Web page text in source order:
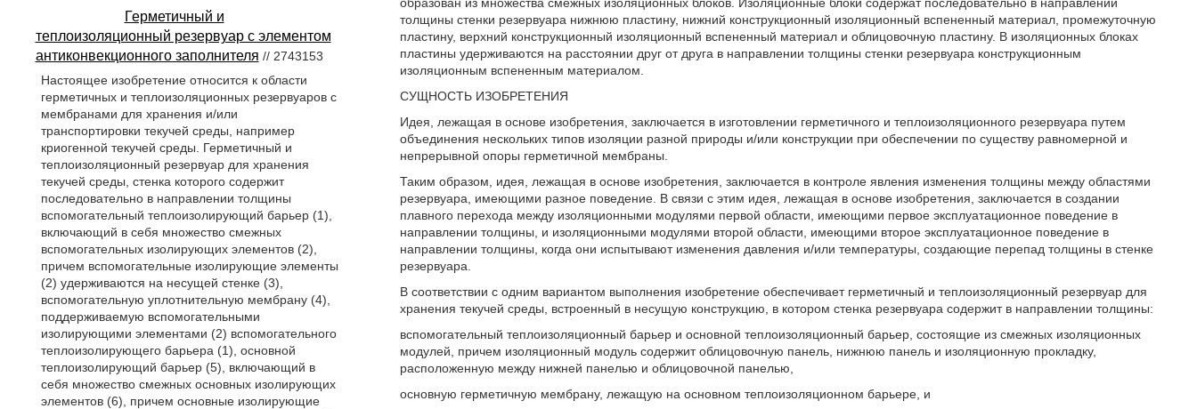
толщины стенки резервуара нижнюю пластину, нижний конструкционный изоляционный вспененный материал, промежуточную
пластину, верхний конструкционный изоляционный вспененный материал и облицовочную пластину. В изоляционных блоках
пластины удерживаются на расстоянии друг от друга в направлении толщины стенки резервуара конструкционным
изоляционным вспененным материалом.
СУЩНОСТЬ ИЗОБРЕТЕНИЯ
Идея, лежащая в основе изобретения, заключается в изготовлении герметичного и теплоизоляционного резервуара путем
объединения нескольких типов изоляции разной природы и/или конструкции при обеспечении по существу равномерной и
непрерывной опоры герметичной мембраны.
Таким образом, идея, лежащая в основе изобретения, заключается в контроле явления изменения толщины между областями
резервуара, имеющими разное поведение. В связи с этим идея, лежащая в основе изобретения, заключается в создании
плавного перехода между изоляционными модулями первой области, имеющими первое эксплуатационное поведение в
направлении толщины, и изоляционными модулями второй области, имеющими второе эксплуатационное поведение в
направлении толщины, когда они испытывают изменения давления и/или температуры, создающие перепад толщины в стенке
резервуара.
В соответствии с одним вариантом выполнения изобретение обеспечивает герметичный и теплоизоляционный резервуар для
хранения текучей среды, встроенный в несущую конструкцию, в котором стенка резервуара содержит в направлении толщины:
вспомогательный теплоизоляционный барьер и основной теплоизоляционный барьер, состоящие из смежных изоляционных
модулей, причем изоляционный модуль содержит облицовочную панель, нижнюю панель и изоляционную прокладку,
расположенную между нижней панелью и облицовочной панелью,
основную герметичную мембрану, лежащую на основном теплоизоляционном барьере, и
Герметичный и
теплоизоляционный резервуар с элементом
антиконвекционного заполнителя // 2743153
Настоящее изобретение относится к области
герметичных и теплоизоляционных резервуаров с
мембранами для хранения и/или
транспортировки текучей среды, например
криогенной текучей среды. Герметичный и
теплоизоляционный резервуар для хранения
текучей среды, стенка которого содержит
последовательно в направлении толщины
вспомогательный теплоизолирующий барьер (1),
включающий в себя множество смежных
вспомогательных изолирующих элементов (2),
причем вспомогательные изолирующие элементы
(2) удерживаются на несущей стенке (3),
вспомогательную уплотнительную мембрану (4),
поддерживаемую вспомогательными
изолирующими элементами (2) вспомогательного
теплоизолирующего барьера (1), основной
теплоизолирующий барьер (5), включающий в
себя множество смежных основных изолирующих
элементов (6), причем основные изолирующие